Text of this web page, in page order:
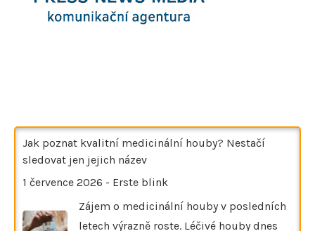
Jak poznat kvalitní medicinální houby? Nestačí
sledovat jen jejich název
1 července 2026 - Erste blink
Zájem o medicinální houby v posledních
letech výrazně roste. Léčivé houby dnes